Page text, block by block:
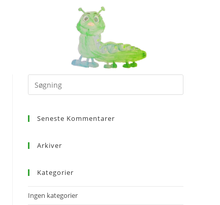
Seneste Kommentarer
Arkiver
Kategorier
Ingen kategorier